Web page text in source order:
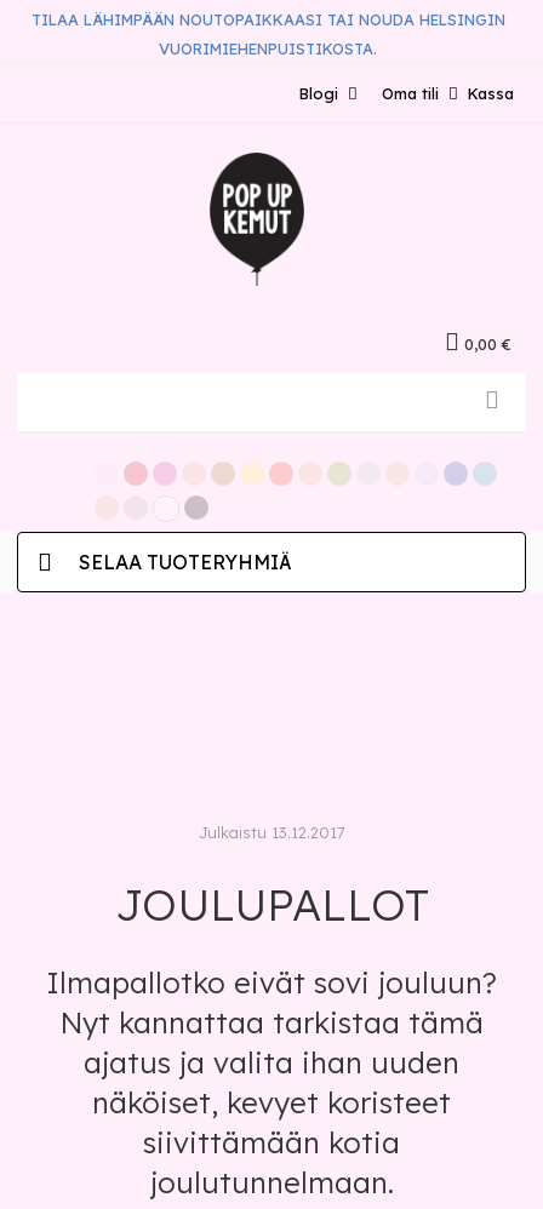
TILAA LÄHIMPÄÄN NOUTOPAIKKAASI TAI NOUDA HELSINGIN
VUORIMIEHENPUISTIKOSTA.
Kassa
Oma tili
Blogi
0,00 €
SELAA TUOTERYHMIÄ
Julkaistu 13.12.2017
JOULUPALLOT
Ilmapallotko eivät sovi jouluun?
Nyt kannattaa tarkistaa tämä
ajatus ja valita ihan uuden
näköiset, kevyet koristeet
siivittämään kotia
joulutunnelmaan.